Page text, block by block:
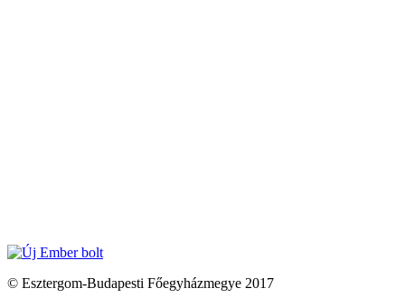
© Esztergom-Budapesti Főegyházmegye 2017